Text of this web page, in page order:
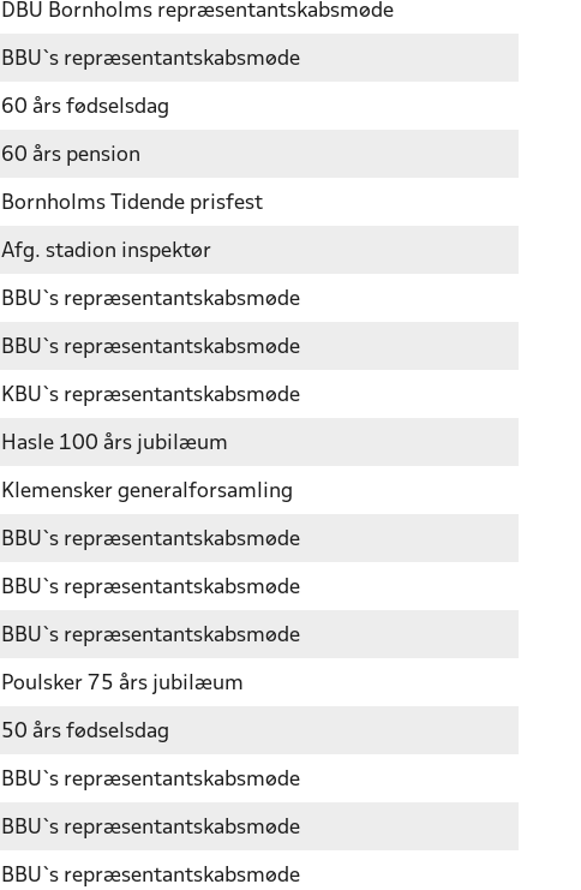
DBU Bornholms repræsentantskabsmøde
BBU`s repræsentantskabsmøde
60 års fødselsdag
60 års pension
Bornholms Tidende prisfest
Afg. stadion inspektør
BBU`s repræsentantskabsmøde
BBU`s repræsentantskabsmøde
KBU`s repræsentantskabsmøde
Hasle 100 års jubilæum
Klemensker generalforsamling
BBU`s repræsentantskabsmøde
BBU`s repræsentantskabsmøde
BBU`s repræsentantskabsmøde
Poulsker 75 års jubilæum
50 års fødselsdag
BBU`s repræsentantskabsmøde
BBU`s repræsentantskabsmøde
BBU`s repræsentantskabsmøde